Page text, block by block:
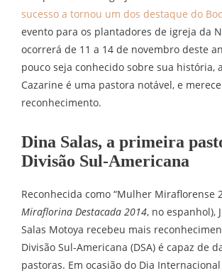
sucesso a tornou um dos destaque do
evento para os plantadores de igreja da
ocorrerá de 11 a 14 de novembro deste
pouco seja conhecido sobre sua história,
Cazarine é uma pastora notável, e
reconhecimento.
Dina Salas, a primeira
Divisão Sul-Americana
Reconhecida como “Mulher Miraflorense
Miraflorina Destacada 2014, no espanhol),
Salas Motoya recebeu mais
Divisão Sul-Americana (DSA) é capaz de
pastoras. Em ocasião do Dia